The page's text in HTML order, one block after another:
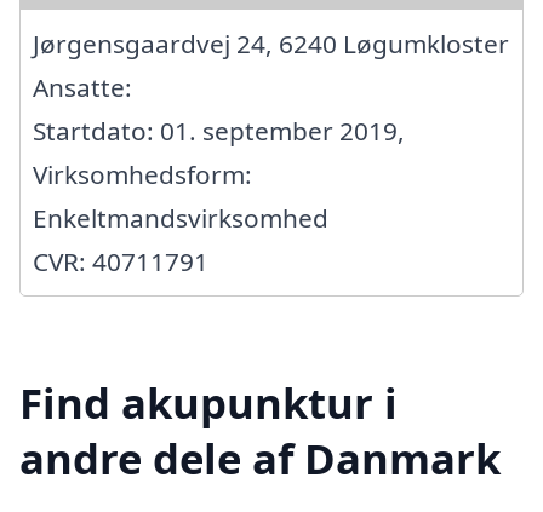
Jørgensgaardvej 24, 6240 Løgumkloster
Ansatte:
Startdato: 01. september 2019,
Virksomhedsform:
Enkeltmandsvirksomhed
CVR: 40711791
Find akupunktur i
andre dele af Danmark